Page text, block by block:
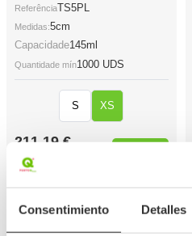
Consentimiento Detalles
ReferênciaTS5PL
Medidas:5cm
Capacidade145ml
Quantidade mín1000 UDS
S XS
211,19 €
(Con IVA)
0,211 €